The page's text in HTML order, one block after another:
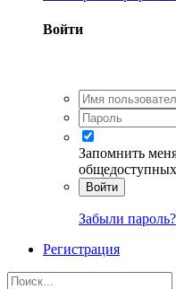
Войти
Запомнить
Войти
Забыли пароль?
Регистрация